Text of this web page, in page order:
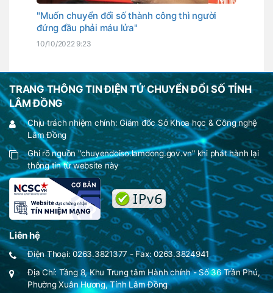
"Muốn chuyển đổi số thành công thì người
đứng đầu phải máu lửa"
10/10/2022 9:23
TRANG THÔNG TIN ĐIỆN TỬ CHUYỂN ĐỔI SỐ TỈNH
LÂM ĐỒNG
Chịu trách nhiệm chính: Giám đốc Sở Khoa học & Công nghệ
Lâm Đồng
Ghi rõ nguồn "chuyendoiso.lamdong.gov.vn" khi phát hành lại
thông tin từ website này
Liên hệ
Điện Thoại: 0263.3821377 - Fax: 0263.3824941
Địa Chỉ: Tầng 8, Khu Trung tâm Hành chính - Số 36 Trần Phú,
Phường Xuân Hương, Tỉnh Lâm Đồng